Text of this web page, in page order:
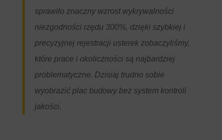
sprawiło znaczny wzrost wykrywalności
niezgodności rzędu 300%, dzięki szybkiej i
precyzyjnej rejestracji usterek zobaczyliśmy,
które prace i okoliczności są najbardziej
problematyczne. Dzisiaj trudno sobie
wyobrazić plac budowy bez system kontroli
jakości.